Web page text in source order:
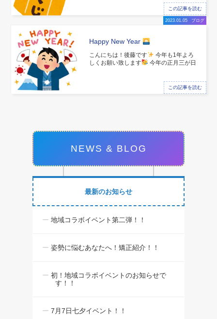
この記事を読む
2023.01.05 ブログ
Happy New Year
こんにちは！後藤です
今年も1年よろ
しくお願い致します
今年の正月三が日
たMX4Dでアバターを観てきましたー！
MX4Dは3D映像にプラスして
この記事を読む
NEWS & BLOG
最新のお知らせ
地域コラボイベント第二弾！！
姿勢に悩むあなたへ！矯正紹介！！
初！地域コラボイベントのお知らせで
す！！
7月7日七夕イベント！！